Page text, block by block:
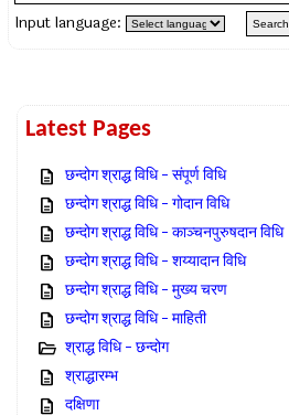
Input language:
Latest Pages
छन्दोग श्राद्ध विधि – संपूर्ण विधि
छन्दोग श्राद्ध विधि – गोदान विधि
छन्दोग श्राद्ध विधि – काञ्चनपुरुषदान विधि
छन्दोग श्राद्ध विधि – शय्यादान विधि
छन्दोग श्राद्ध विधि – मुख्य चरण
छन्दोग श्राद्ध विधि – माहिती
श्राद्ध विधि – छन्दोग
श्राद्धारम्भ
दक्षिणा